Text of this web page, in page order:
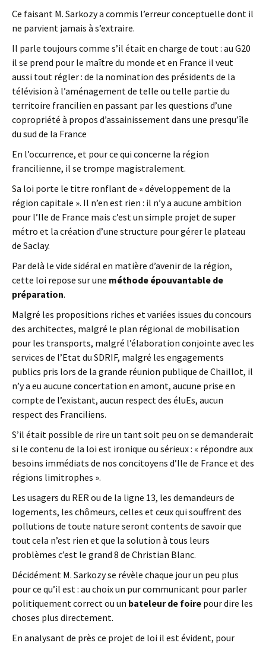
Ce faisant M. Sarkozy a commis l’erreur conceptuelle dont il
ne parvient jamais à s’extraire.
Il parle toujours comme s’il était en charge de tout : au G20
il se prend pour le maître du monde et en France il veut
aussi tout régler : de la nomination des présidents de la
télévision à l’aménagement de telle ou telle partie du
territoire francilien en passant par les questions d’une
copropriété à propos d’assainissement dans une presqu’île
du sud de la France
En l’occurrence, et pour ce qui concerne la région
francilienne, il se trompe magistralement.
Sa loi porte le titre ronflant de « développement de la
région capitale ». Il n’en est rien : il n’y a aucune ambition
pour l’Ile de France mais c’est un simple projet de super
métro et la création d’une structure pour gérer le plateau
de Saclay.
Par delà le vide sidéral en matière d’avenir de la région,
cette loi repose sur une méthode épouvantable de
préparation.
Malgré les propositions riches et variées issues du concours
des architectes, malgré le plan régional de mobilisation
pour les transports, malgré l’élaboration conjointe avec les
services de l’Etat du SDRIF, malgré les engagements
publics pris lors de la grande réunion publique de Chaillot, il
n’y a eu aucune concertation en amont, aucune prise en
compte de l’existant, aucun respect des éluEs, aucun
respect des Franciliens.
S’il était possible de rire un tant soit peu on se demanderait
si le contenu de la loi est ironique ou sérieux : « répondre aux
besoins immédiats de nos concitoyens d’Ile de France et des
régions limitrophes ».
Les usagers du RER ou de la ligne 13, les demandeurs de
logements, les chômeurs, celles et ceux qui souffrent des
pollutions de toute nature seront contents de savoir que
tout cela n’est rien et que la solution à tous leurs
problèmes c’est le grand 8 de Christian Blanc.
Décidément M. Sarkozy se révèle chaque jour un peu plus
pour ce qu’il est : au choix un pur communicant pour parler
politiquement correct ou un bateleur de foire pour dire les
choses plus directement.
En analysant de près ce projet de loi il est évident, pour